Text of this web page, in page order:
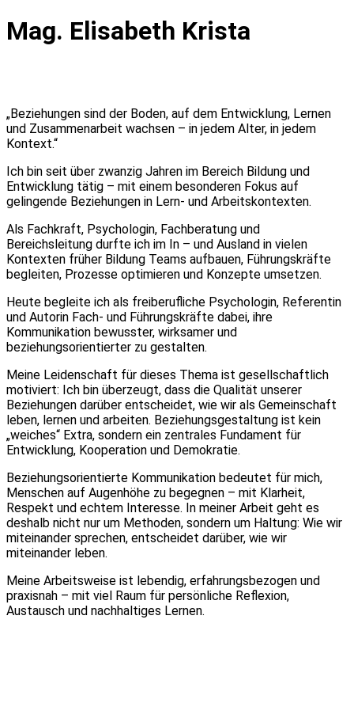
Mag. Elisabeth Krista
„Beziehungen sind der Boden, auf dem Entwicklung, Lernen
und Zusammenarbeit wachsen – in jedem Alter, in jedem
Kontext.“
Ich bin seit über zwanzig Jahren im Bereich Bildung und
Entwicklung tätig – mit einem besonderen Fokus auf
gelingende Beziehungen in Lern- und Arbeitskontexten.
Als Fachkraft, Psychologin, Fachberatung und
Bereichsleitung durfte ich im In – und Ausland in vielen
Kontexten früher Bildung Teams aufbauen, Führungskräfte
begleiten, Prozesse optimieren und Konzepte umsetzen.
Heute begleite ich als freiberufliche Psychologin, Referentin
und Autorin Fach- und Führungskräfte dabei, ihre
Kommunikation bewusster, wirksamer und
beziehungsorientierter zu gestalten.
Meine Leidenschaft für dieses Thema ist gesellschaftlich
motiviert: Ich bin überzeugt, dass die Qualität unserer
Beziehungen darüber entscheidet, wie wir als Gemeinschaft
leben, lernen und arbeiten. Beziehungsgestaltung ist kein
„weiches“ Extra, sondern ein zentrales Fundament für
Entwicklung, Kooperation und Demokratie.
Beziehungsorientierte Kommunikation bedeutet für mich,
Menschen auf Augenhöhe zu begegnen – mit Klarheit,
Respekt und echtem Interesse. In meiner Arbeit geht es
deshalb nicht nur um Methoden, sondern um Haltung: Wie wir
miteinander sprechen, entscheidet darüber, wie wir
miteinander leben.
Meine Arbeitsweise ist lebendig, erfahrungsbezogen und
praxisnah – mit viel Raum für persönliche Reflexion,
Austausch und nachhaltiges Lernen.